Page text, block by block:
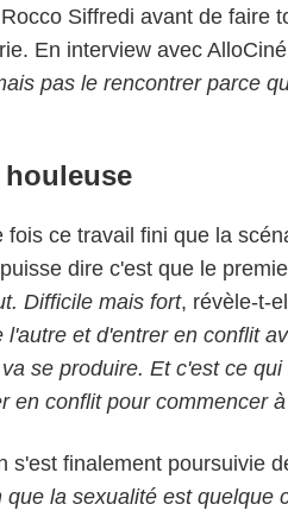
Siffredi avant de faire
En interview avec
pas le rencontrer parce
fois ce travail fini que la
dire c'est que le
Difficile mais fort, révèle-t-
l'autre et d'entrer en conflit
se produire. Et c'est ce
en conflit pour commencer
s'est finalement poursuivie
que la sexualité est quelque